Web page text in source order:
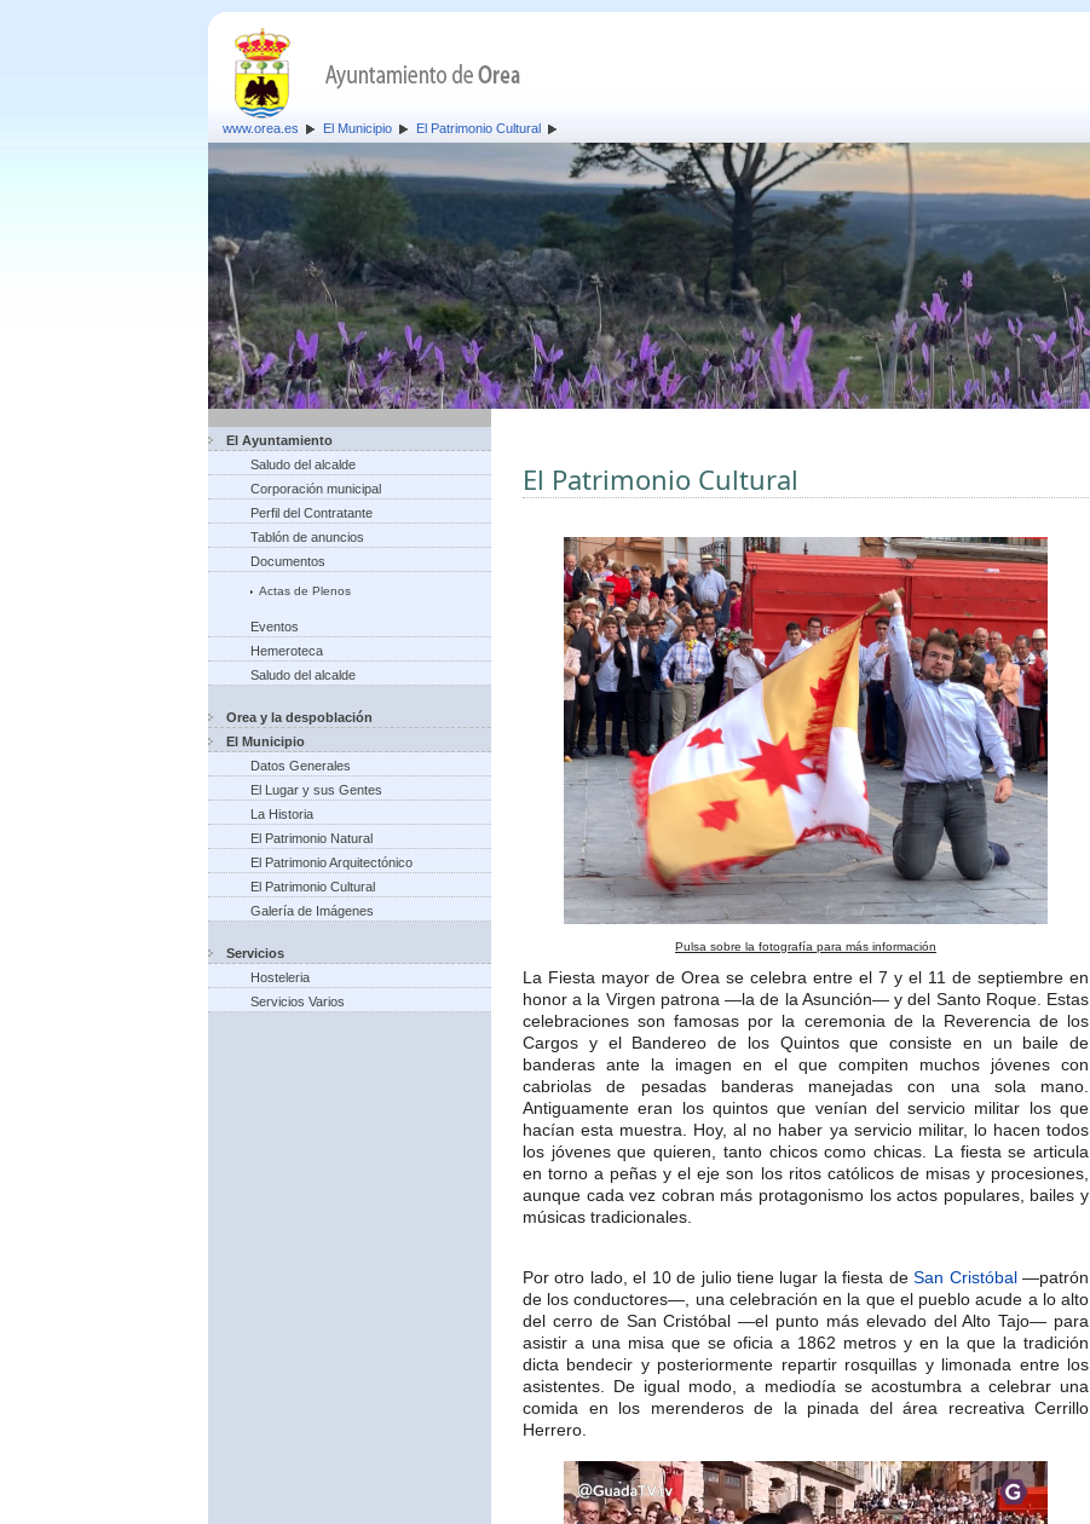
www.orea.es El Municipio El Patrimonio Cultural
El Ayuntamiento
Saludo del alcalde
Corporación municipal
Perfil del Contratante
Tablón de anuncios
Documentos
Actas de Plenos
Eventos
Hemeroteca
Saludo del alcalde
Orea y la despoblación
El Municipio
Datos Generales
El Lugar y sus Gentes
La Historia
El Patrimonio Natural
El Patrimonio Arquitectónico
El Patrimonio Cultural
Galería de Imágenes
Servicios
Hosteleria
Servicios Varios
El Patrimonio Cultural
Pulsa sobre la fotografía para más información
La Fiesta mayor de Orea se celebra entre el 7 y el 11 de septiembre en
honor a la Virgen patrona —la de la Asunción— y del Santo Roque. Estas
celebraciones son famosas por la ceremonia de la Reverencia de los
Cargos y el Bandereo de los Quintos que consiste en un baile de
banderas ante la imagen en el que compiten muchos jóvenes con
cabriolas de pesadas banderas manejadas con una sola mano.
Antiguamente eran los quintos que venían del servicio militar los que
hacían esta muestra. Hoy, al no haber ya servicio militar, lo hacen todos
los jóvenes que quieren, tanto chicos como chicas. La fiesta se articula
en torno a peñas y el eje son los ritos católicos de misas y procesiones,
aunque cada vez cobran más protagonismo los actos populares, bailes y
músicas tradicionales.​
Por otro lado, el 10 de julio tiene lugar la fiesta deSan Cristóbal—patrón
de los conductores—, una celebración en la que el pueblo acude a lo alto
del cerro de San Cristóbal —el punto más elevado del Alto Tajo— para
asistir a una misa que se oficia a 1862 metros y en la que la tradición
dicta bendecir y posteriormente repartir rosquillas y limonada entre los
asistentes. De igual modo, a mediodía se acostumbra a celebrar una
comida en los merenderos de la pinada del área recreativa Cerrillo
Herrero.​